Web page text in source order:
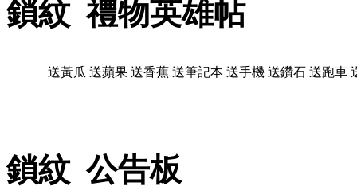
鎖紋 禮物英雄帖
送黃瓜 送蘋果 送香蕉 送筆記本 送手機 送鑽石 送跑車
鎖紋 公告板